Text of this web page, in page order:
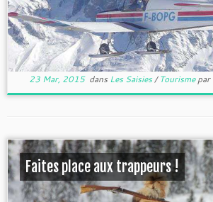
23 Mar, 2015dans Les Saisies/Tourismepar
Faites place aux trappeurs !